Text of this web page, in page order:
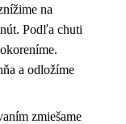
na
Podľa chuti
a odložíme
zmiešame